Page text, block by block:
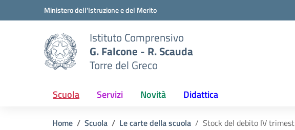
Vai ai contenuti
Vai al menu di navigazioneMinistero dell'Istruzione e del Merito
Istituto Comprensivo
G. Falcone - R. Scauda
Torre del Greco
Scuola Servizi Novità Didattica
Home Scuola Le carte della scuola Stock del debito IV